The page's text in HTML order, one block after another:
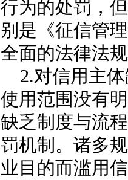
行为的处罚，
别是《征信管
全面的法律法
2.对信用主体
使用范围没有
缺乏制度与流
罚机制。诸多
业目的而滥用